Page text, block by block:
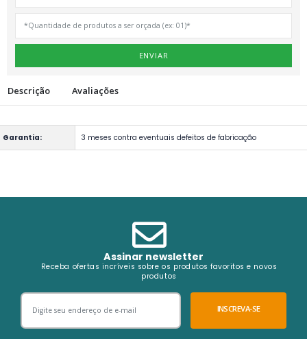
ENVIAR
Descrição Avaliações
Garantia: 3 meses contra eventuais defeitos de fabricação
Assinar newsletter
Receba ofertas incríveis sobre os produtos favoritos e novos
produtos
INSCREVA-SE